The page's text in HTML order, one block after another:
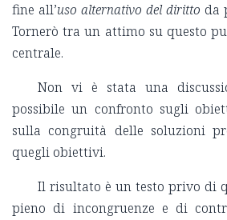
fine all’uso alternativo del diritto da
Tornerò tra un attimo su questo
centrale.
Non vi è stata una
possibile un confronto sugli
sulla congruità delle soluzioni
quegli obiettivi.
Il risultato è un testo privo di
pieno di incongruenze e di